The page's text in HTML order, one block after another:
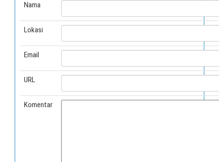
Nama
Lokasi
Email
URL
Komentar